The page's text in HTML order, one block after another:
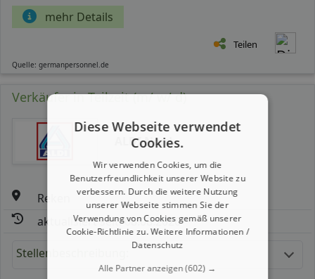
mehr Details
Teilen
Quelle: germanpersonnel.de
Verkäufer in Teilzeit (m/ w/ d)
ALDI Nord
Reken
aktualisiert seit: 08.08.2026
Stellenbeschreibung:
Diese Webseite verwendet
Cookies.
Wir verwenden Cookies, um die
Benutzerfreundlichkeit unserer Website zu
verbessern. Durch die weitere Nutzung
unserer Webseite stimmen Sie der
Verwendung von Cookies gemäß unserer
Cookie-Richtlinie zu.Weitere Informationen /
Datenschutz
Alle Partner anzeigen(602) →